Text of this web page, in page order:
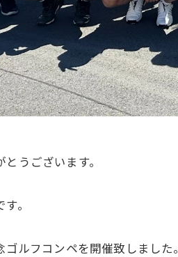
うございます。
。
ゴルフコンペを開催致しました。